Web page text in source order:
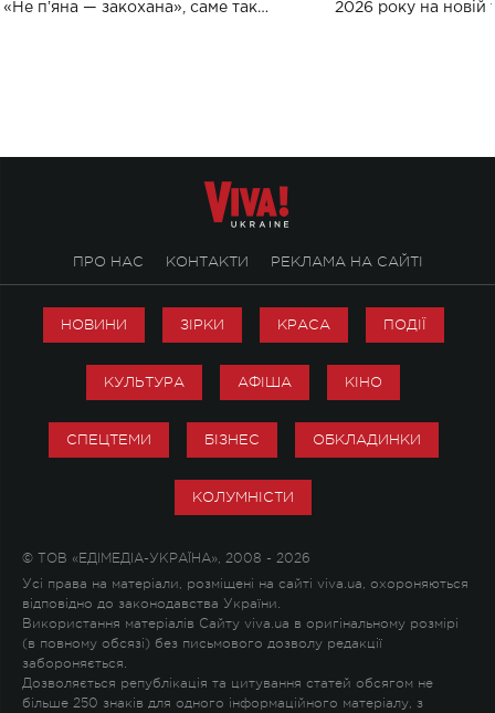
«Не пʼяна — закохана», саме так
2026 року на новій
ПРО НАС КОНТАКТИ РЕКЛАМА НА САЙТІ
НОВИНИ ЗІРКИ КРАСА ПОДІЇ
КУЛЬТУРА АФІША КІНО
СПЕЦТЕМИ БІЗНЕС ОБКЛАДИНКИ
КОЛУМНІСТИ
© ТОВ «ЕДІМЕДІА-УКРАЇНА», 2008 - 2026
Усі права на матеріали, розміщені на сайті viva.ua, охороняються
відповідно до законодавства України.
Використання матеріалів Сайту viva.ua в оригінальному розмірі
(в повному обсязі) без письмового дозволу редакції
забороняється.
Дозволяється републікація та цитування статей обсягом не
більше 250 знаків для одного інформаційного матеріалу, з